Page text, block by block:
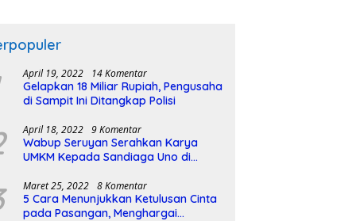
April 19, 2022 14 Komentar
Gelapkan 18 Miliar Rupiah, Pengusaha
di Sampit Ini Ditangkap Polisi
April 18, 2022 9 Komentar
Wabup Seruyan Serahkan Karya
UMKM Kepada Sandiaga Uno di
Maret 25, 2022 8 Komentar
5 Cara Menunjukkan Ketulusan Cinta
pada Pasangan, Menghargai